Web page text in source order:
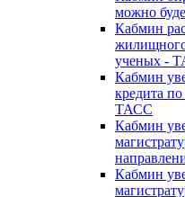
можно
Кабмин
ученых -
Кабмин
кредита
ТАСС
Кабмин
Кабмин